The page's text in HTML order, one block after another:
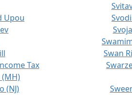
Upou
Swan
Tax
(NJ)